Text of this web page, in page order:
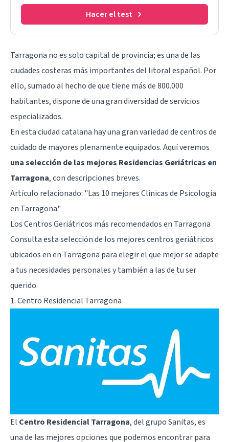
Hacer el test
Tarragona no es solo capital de provincia; es una de las
ciudades costeras más importantes del litoral español. Por
ello, sumado al hecho de que tiene más de 800.000
habitantes, dispone de una gran diversidad de servicios
especializados.
En esta ciudad catalana hay una gran variedad de centros de
cuidado de mayores plenamente equipados. Aquí veremos
una selección de las mejores Residencias Geriátricas en
Tarragona, con descripciones breves.
Artículo relacionado: "Las 10 mejores Clínicas de Psicología
en Tarragona"
Los Centros Geriátricos más recomendados en Tarragona
Consulta esta selección de los mejores centros geriátricos
ubicados en en Tarragona para elegir el que mejor se adapte
a tus necesidades personales y también a las de tu ser
querido.
1. Centro Residencial Tarragona
El Centro Residencial Tarragona, del grupo Sanitas, es
una de las mejores opciones que podemos encontrar para